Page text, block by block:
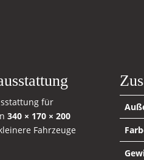
für
340 × 170 × 200
Fahrzeuge